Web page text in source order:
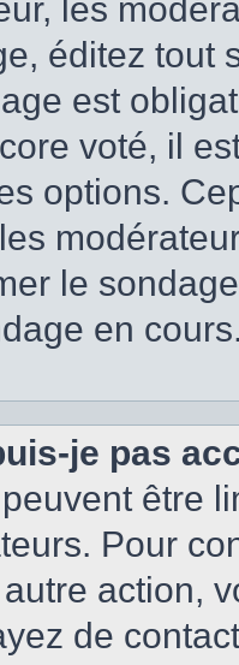
les
éditez tout
est
voté, il
options.
le
en
je pas
être
Pour
autre action,
de